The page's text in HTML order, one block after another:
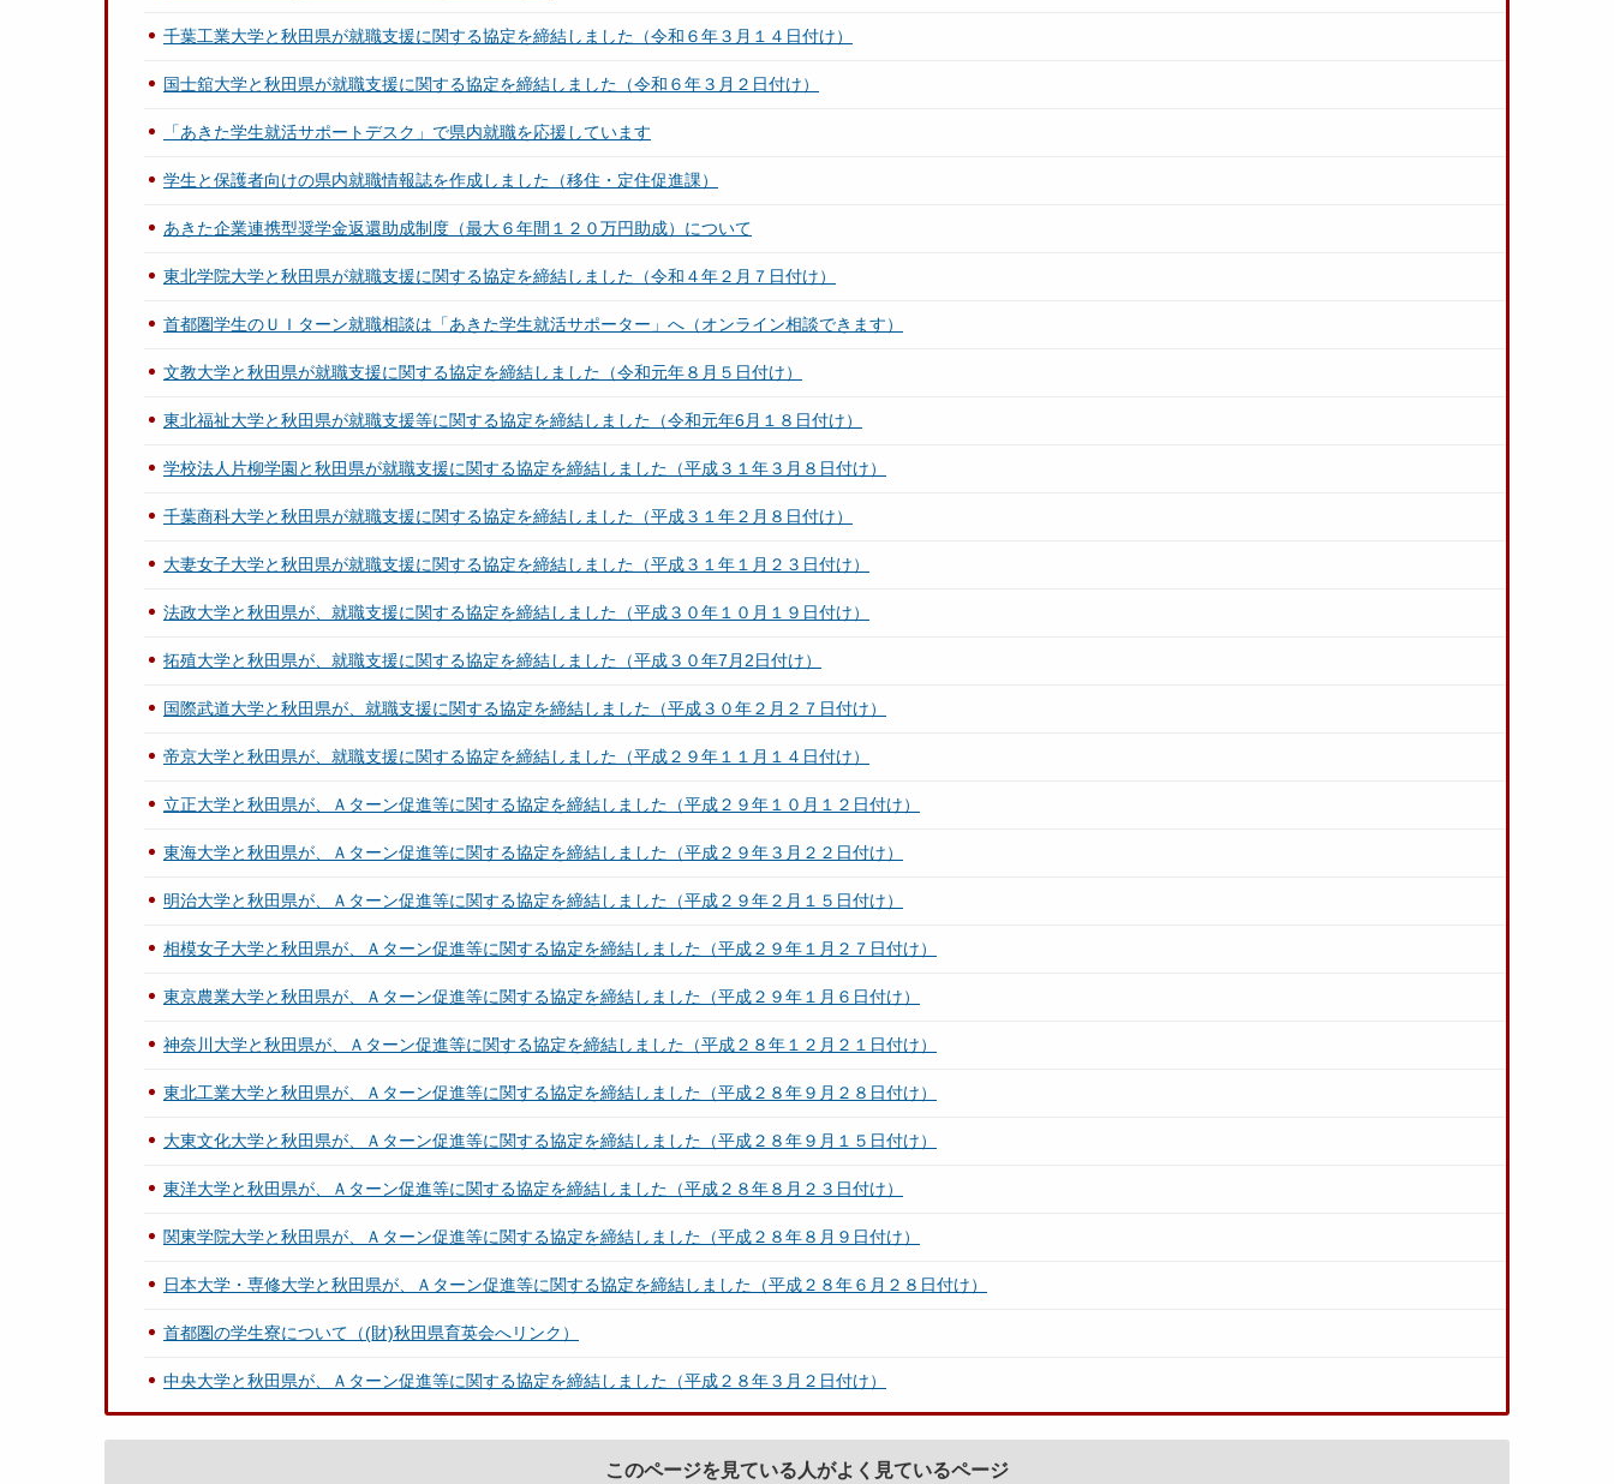
千葉工業大学と秋田県が就職支援に関する協定を締結しました（令和６年３月１４日付け）
国士舘大学と秋田県が就職支援に関する協定を締結しました（令和６年３月２日付け）
「あきた学生就活サポートデスク」で県内就職を応援しています
学生と保護者向けの県内就職情報誌を作成しました（移住・定住促進課）
あきた企業連携型奨学金返還助成制度（最大６年間１２０万円助成）について
東北学院大学と秋田県が就職支援に関する協定を締結しました（令和４年２月７日付け）
首都圏学生のＵＩターン就職相談は「あきた学生就活サポーター」へ（オンライン相談できます）
文教大学と秋田県が就職支援に関する協定を締結しました（令和元年８月５日付け）
東北福祉大学と秋田県が就職支援等に関する協定を締結しました（令和元年6月１８日付け）
学校法人片柳学園と秋田県が就職支援に関する協定を締結しました（平成３１年３月８日付け）
千葉商科大学と秋田県が就職支援に関する協定を締結しました（平成３１年２月８日付け）
大妻女子大学と秋田県が就職支援に関する協定を締結しました（平成３１年１月２３日付け）
法政大学と秋田県が、就職支援に関する協定を締結しました（平成３０年１０月１９日付け）
拓殖大学と秋田県が、就職支援に関する協定を締結しました（平成３０年7月2日付け）
国際武道大学と秋田県が、就職支援に関する協定を締結しました（平成３０年２月２７日付け）
帝京大学と秋田県が、就職支援に関する協定を締結しました（平成２９年１１月１４日付け）
立正大学と秋田県が、Ａターン促進等に関する協定を締結しました（平成２９年１０月１２日付け）
東海大学と秋田県が、Ａターン促進等に関する協定を締結しました（平成２９年３月２２日付け）
明治大学と秋田県が、Ａターン促進等に関する協定を締結しました（平成２９年２月１５日付け）
相模女子大学と秋田県が、Ａターン促進等に関する協定を締結しました（平成２９年１月２７日付け）
東京農業大学と秋田県が、Ａターン促進等に関する協定を締結しました（平成２９年１月６日付け）
神奈川大学と秋田県が、Ａターン促進等に関する協定を締結しました（平成２８年１２月２１日付け）
東北工業大学と秋田県が、Ａターン促進等に関する協定を締結しました（平成２８年９月２８日付け）
大東文化大学と秋田県が、Ａターン促進等に関する協定を締結しました（平成２８年９月１５日付け）
東洋大学と秋田県が、Ａターン促進等に関する協定を締結しました（平成２８年８月２３日付け）
関東学院大学と秋田県が、Ａターン促進等に関する協定を締結しました（平成２８年８月９日付け）
日本大学・専修大学と秋田県が、Ａターン促進等に関する協定を締結しました（平成２８年６月２８日付け）
首都圏の学生寮について（(財)秋田県育英会へリンク）
中央大学と秋田県が、Ａターン促進等に関する協定を締結しました（平成２８年３月２日付け）
このページを見ている人がよく見ているページ